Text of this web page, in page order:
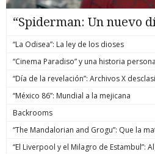
“Spiderman: Un nuevo
“La Odisea”: La ley de los dioses
“Cinema Paradiso” y una historia
“Día de la revelación”: Archivos X
“México 86”: Mundial a la mejicana
Backrooms
“The Mandalorian and Grogu”: Que la
“El Liverpool y el Milagro de Estambul”: